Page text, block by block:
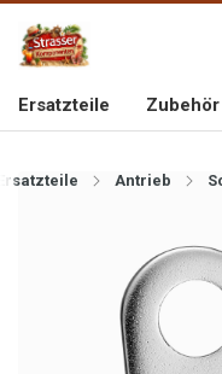
IMPORTEUR VON
Ersatzteile Zubehör
Antrieb